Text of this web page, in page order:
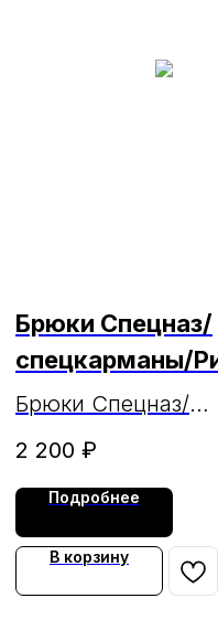
Брюки Спецназ/
спецкарманы/
черн
Брюки Спецназ/
спецкарманы/
2 200 ₽
Подробнее
В корзину